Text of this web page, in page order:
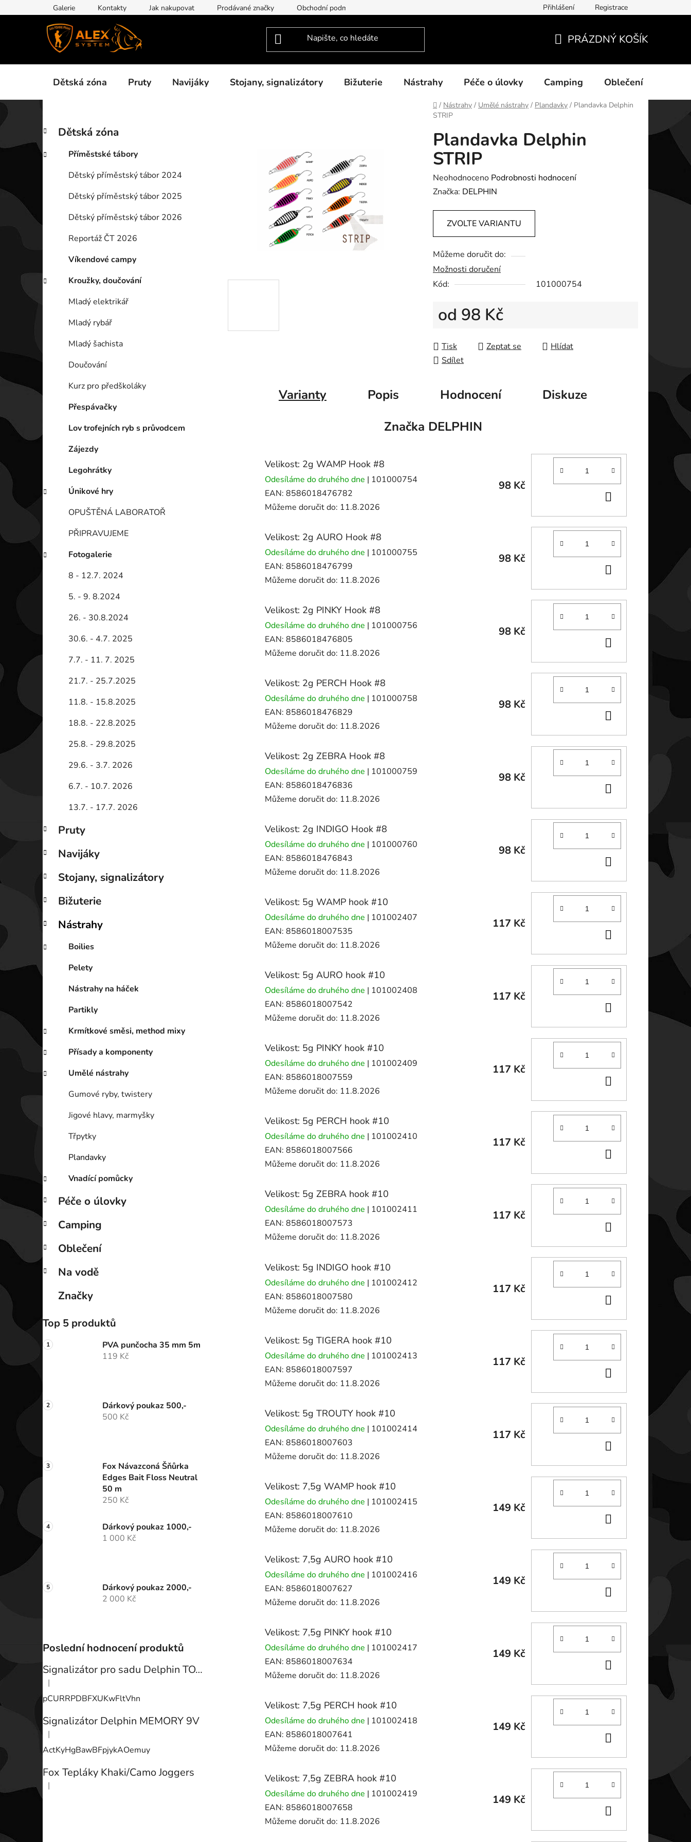
na
Galerie Kontakty Jak nakupovat Prodávané značky Obchodní podmínky Přihlášení Registrace
KOŠÍK
PRÁZDNÝ KOŠÍK
Dětská zóna Pruty Navijáky Stojany, signalizátory Bižuterie Nástrahy Péče o úlovky Camping Oblečení
Domů
/ Nástrahy / Umělé nástrahy / Plandavky / Plandavka Delphin
STRIP
P
s
e
Přeskočit
kategorie
K
a
e
Dětská zóna
Příměstské tábory
Dětský příměstský tábor 2024
Dětský příměstský tábor 2025
Dětský příměstský tábor 2026
Reportáž ČT 2026
Víkendové campy
Kroužky, doučování
Mladý elektrikář
Mladý rybář
Mladý šachista
Doučování
Kurz pro předškoláky
Přespávačky
Lov trofejních ryb s průvodcem
Zájezdy
Legohrátky
Únikové hry
OPUŠTĚNÁ LABORATOŘ
PŘIPRAVUJEME
Fotogalerie
8 - 12.7. 2024
5. - 9. 8.2024
26. - 30.8.2024
30.6. - 4.7. 2025
7.7. - 11. 7. 2025
21.7. - 25.7.2025
11.8. - 15.8.2025
18.8. - 22.8.2025
25.8. - 29.8.2025
29.6. - 3.7. 2026
6.7. - 10.7. 2026
13.7. - 17.7. 2026
Pruty
Navijáky
Stojany, signalizátory
Bižuterie
Nástrahy
Boilies
Pelety
Nástrahy na háček
Partikly
Krmítkové směsi, method mixy
Přísady a komponenty
Umělé nástrahy
Gumové ryby, twistery
Jigové hlavy, marmyšky
Třpytky
Plandavky
Vnadící pomůcky
Péče o úlovky
Camping
Oblečení
Na vodě
Značky
Top 5 produktů
PVA punčocha 35 mm 5m
119 Kč
Dárkový poukaz 500,-
500 Kč
Fox Návazconá Šňůrka
Edges Bait Floss Neutral
50 m
250 Kč
Dárkový poukaz 1000,-
1 000 Kč
Dárkový poukaz 2000,-
2 000 Kč
Poslední hodnocení produktů
Signalizátor pro sadu Delphin TOTEM
Hodnocení produktu je 3 z 5 hvězdiček.
|
pCURRPDBFXUKwFltVhn
Signalizátor Delphin MEMORY 9V
Hodnocení produktu je 3 z 5 hvězdiček.
|
ActKyHgBawBFpjykAOemuy
Fox Tepláky Khaki/Camo Joggers
Hodnocení produktu je 5 z 5 hvězdiček.
|
Plandavka Delphin
STRIP
Průměrné
hodnocení
5
hvězdiček.
Neohodnoceno Podrobnosti hodnocení
Značka: DELPHIN
ZVOLTE VARIANTU
Můžeme doručit do:
Možnosti doručení
Kód:
101000754
od 98 Kč
Tisk
Zeptat se
Hlídat
Sdílet
Varianty Popis Hodnocení
Diskuze
Značka DELPHIN
Velikost: 2g WAMP Hook #8
Odesíláme do druhého dne | 101000754
EAN: 8586018476782
Můžeme doručit do: 11.8.2026
98 Kč
KOŠÍKU
Velikost: 2g AURO Hook #8
Odesíláme do druhého dne | 101000755
EAN: 8586018476799
Můžeme doručit do: 11.8.2026
98 Kč
KOŠÍKU
Velikost: 2g PINKY Hook #8
Odesíláme do druhého dne | 101000756
EAN: 8586018476805
Můžeme doručit do: 11.8.2026
98 Kč
KOŠÍKU
Velikost: 2g PERCH Hook #8
Odesíláme do druhého dne | 101000758
EAN: 8586018476829
Můžeme doručit do: 11.8.2026
98 Kč
KOŠÍKU
Velikost: 2g ZEBRA Hook #8
Odesíláme do druhého dne | 101000759
EAN: 8586018476836
Můžeme doručit do: 11.8.2026
98 Kč
KOŠÍKU
Velikost: 2g INDIGO Hook #8
Odesíláme do druhého dne | 101000760
EAN: 8586018476843
Můžeme doručit do: 11.8.2026
98 Kč
KOŠÍKU
Velikost: 5g WAMP hook #10
Odesíláme do druhého dne | 101002407
EAN: 8586018007535
Můžeme doručit do: 11.8.2026
117 Kč
KOŠÍKU
Velikost: 5g AURO hook #10
Odesíláme do druhého dne | 101002408
EAN: 8586018007542
Můžeme doručit do: 11.8.2026
117 Kč
KOŠÍKU
Velikost: 5g PINKY hook #10
Odesíláme do druhého dne | 101002409
EAN: 8586018007559
Můžeme doručit do: 11.8.2026
117 Kč
KOŠÍKU
Velikost: 5g PERCH hook #10
Odesíláme do druhého dne | 101002410
EAN: 8586018007566
Můžeme doručit do: 11.8.2026
117 Kč
KOŠÍKU
Velikost: 5g ZEBRA hook #10
Odesíláme do druhého dne | 101002411
EAN: 8586018007573
Můžeme doručit do: 11.8.2026
117 Kč
KOŠÍKU
Velikost: 5g INDIGO hook #10
Odesíláme do druhého dne | 101002412
EAN: 8586018007580
Můžeme doručit do: 11.8.2026
117 Kč
KOŠÍKU
Velikost: 5g TIGERA hook #10
Odesíláme do druhého dne | 101002413
EAN: 8586018007597
Můžeme doručit do: 11.8.2026
117 Kč
KOŠÍKU
Velikost: 5g TROUTY hook #10
Odesíláme do druhého dne | 101002414
EAN: 8586018007603
Můžeme doručit do: 11.8.2026
117 Kč
KOŠÍKU
Velikost: 7,5g WAMP hook #10
Odesíláme do druhého dne | 101002415
EAN: 8586018007610
Můžeme doručit do: 11.8.2026
149 Kč
KOŠÍKU
Velikost: 7,5g AURO hook #10
Odesíláme do druhého dne | 101002416
EAN: 8586018007627
Můžeme doručit do: 11.8.2026
149 Kč
KOŠÍKU
Velikost: 7,5g PINKY hook #10
Odesíláme do druhého dne | 101002417
EAN: 8586018007634
Můžeme doručit do: 11.8.2026
149 Kč
KOŠÍKU
Velikost: 7,5g PERCH hook #10
Odesíláme do druhého dne | 101002418
EAN: 8586018007641
Můžeme doručit do: 11.8.2026
149 Kč
KOŠÍKU
Velikost: 7,5g ZEBRA hook #10
Odesíláme do druhého dne | 101002419
EAN: 8586018007658
Můžeme doručit do: 11.8.2026
149 Kč
KOŠÍKU